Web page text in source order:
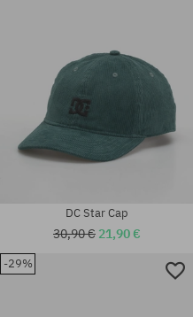
DC Star Cap
30,90 € 21,90 €
-29%